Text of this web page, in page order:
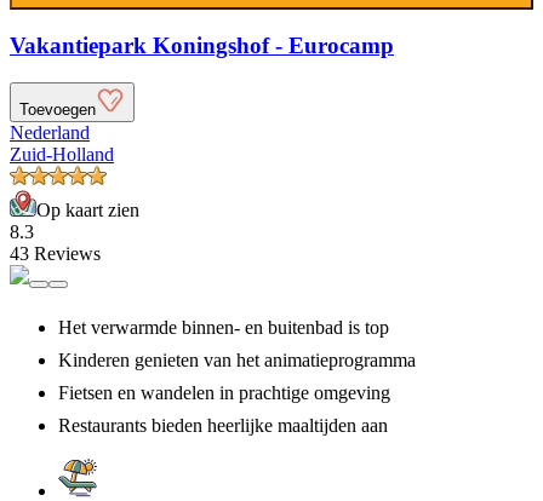
Vakantiepark Koningshof - Eurocamp
Toevoegen
Nederland
Zuid-Holland
Op kaart zien
8.3
43 Reviews
Het verwarmde binnen- en buitenbad is top
Kinderen genieten van het animatieprogramma
Fietsen en wandelen in prachtige omgeving
Restaurants bieden heerlijke maaltijden aan